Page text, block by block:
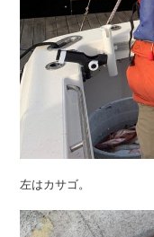
左はカサゴ。